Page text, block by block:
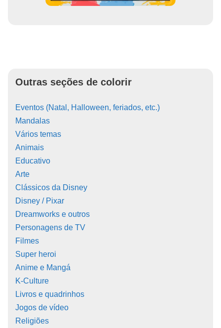
Outras seções de colorir
Eventos (Natal, Halloween, feriados, etc.)
Mandalas
Vários temas
Animais
Educativo
Arte
Clássicos da Disney
Disney / Pixar
Dreamworks e outros
Personagens de TV
Filmes
Super heroi
Anime e Mangá
K-Culture
Livros e quadrinhos
Jogos de vídeo
Religiões